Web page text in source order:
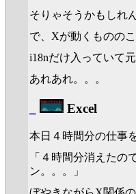
そりゃそうかもしれ
で、Xが動くものの
i18nだけ入っていて
あれあれ。。。
Excel
本日４時間分の仕事
「４時間分消えたの
ン。。。」